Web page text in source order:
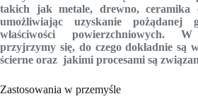
takich jak metale, drewno, ceramika
umożliwiając uzyskanie pożądanej
właściwości powierzchniowych.
przyjrzymy się, do czego dokładnie są
ścierne oraz jakimi procesami są
Zastosowania w przemyśle